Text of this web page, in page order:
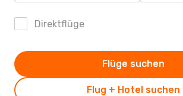
Direktflüge
Flug + Hotel suchen
Flüge suchen